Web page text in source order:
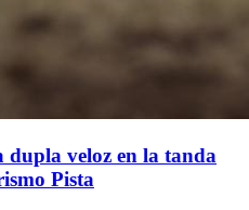
veloz en la tanda
Pista